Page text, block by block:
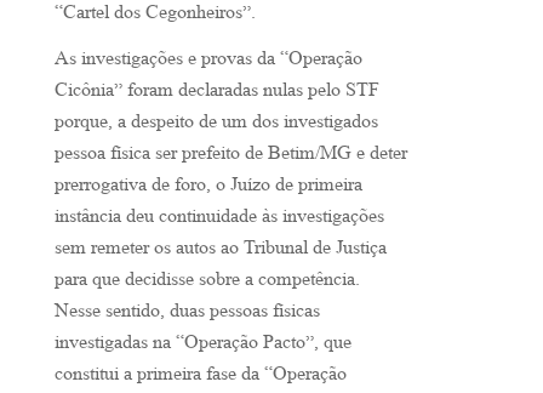
“Cartel dos Cegonheiros”.
As investigações e provas da “Operação
Cicônia” foram declaradas nulas pelo STF
porque, a despeito de um dos investigados
pessoa física ser prefeito de Betim/MG e deter
prerrogativa de foro, o Juízo de primeira
instância deu continuidade às investigações
sem remeter os autos ao Tribunal de Justiça
para que decidisse sobre a competência.
Nesse sentido, duas pessoas físicas
investigadas na “Operação Pacto”, que
constitui a primeira fase da “Operação